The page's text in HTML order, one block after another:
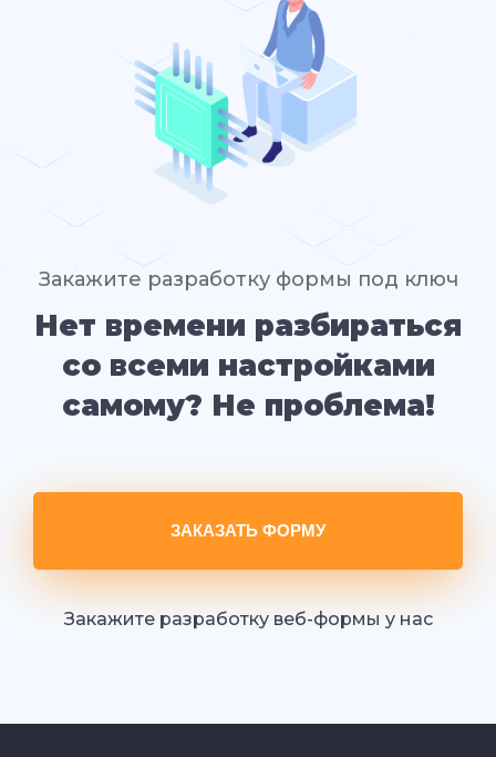
Закажите разработку формы под ключ
Нет времени разбираться
со всеми настройками
самому? Не проблема!
ЗАКАЗАТЬ ФОРМУ
Закажите разработку веб-формы у нас